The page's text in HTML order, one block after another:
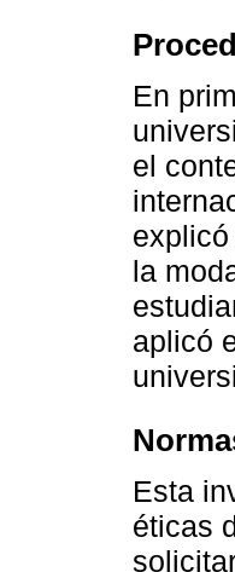
En
el
la
aplicó
Esta
éticas